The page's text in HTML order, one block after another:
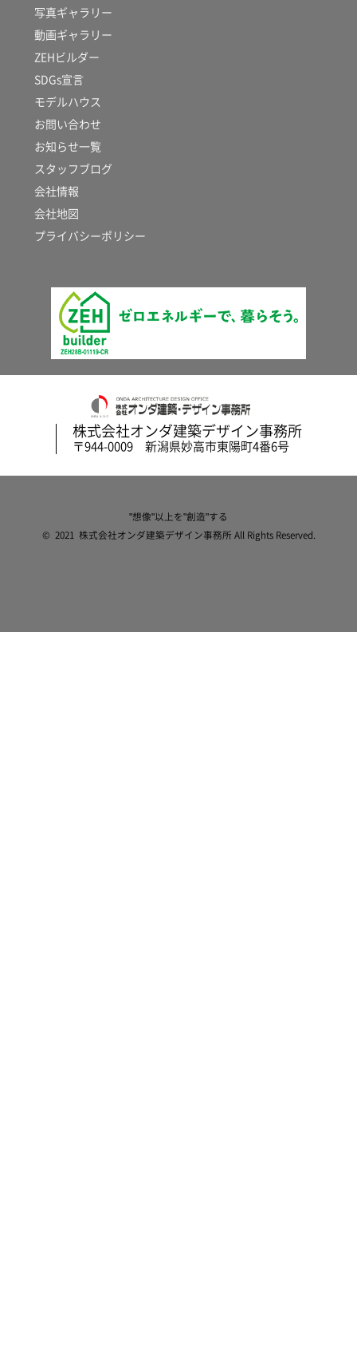
写真ギャラリー
動画ギャラリー
ZEHビルダー
SDGs宣言
モデルハウス
お問い合わせ
お知らせ一覧
スタッフブログ
会社情報
会社地図
プライバシーポリシー
株式会社オンダ建築デザイン事務所
〒944-0009 新潟県妙高市東陽町4番6号
"想像"以上を"創造"する
© 2021 株式会社オンダ建築デザイン事務所 All Rights Reserved.